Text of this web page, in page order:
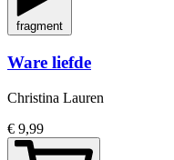
fragment
Ware liefde
Christina Lauren
€ 9,99